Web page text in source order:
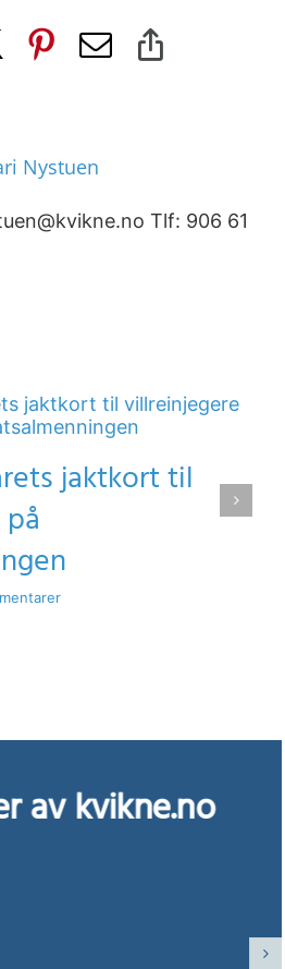
Pinterest
E-
Nystuen
Tlf: 906 61
jaktkort til
av kvikne.no